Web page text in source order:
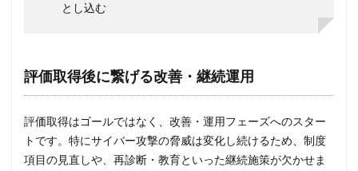
とし込む
評価取得後に繋げる改善・継続運用
評価取得はゴールではなく、改善・運用フェーズへのスター
トです。特にサイバー攻撃の脅威は変化し続けるため、制度
項目の見直しや、再診断・教育といった継続施策が欠かせま